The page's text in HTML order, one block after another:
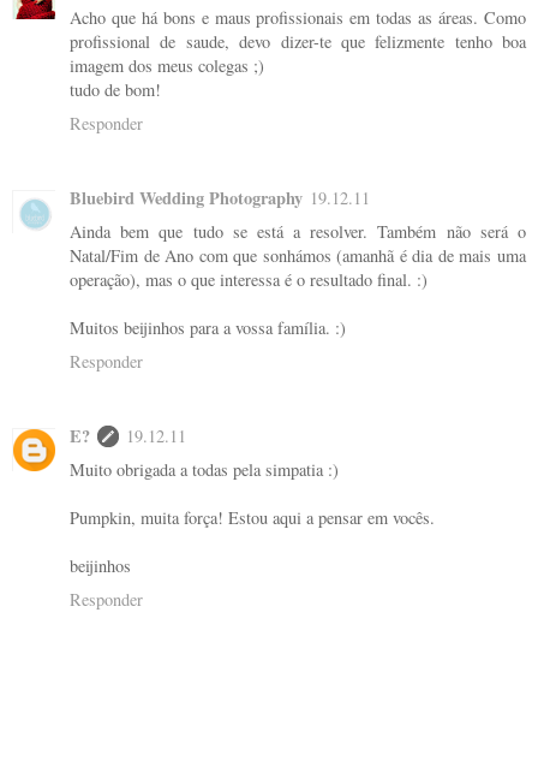
Acho que há bons e maus profissionais em todas as áreas. Como
profissional de saude, devo dizer-te que felizmente tenho boa
imagem dos meus colegas ;)
tudo de bom!
Responder
Bluebird Wedding Photography 19.12.11
Ainda bem que tudo se está a resolver. Também não será o
Natal/Fim de Ano com que sonhámos (amanhã é dia de mais uma
operação), mas o que interessa é o resultado final. :)
Muitos beijinhos para a vossa família. :)
Responder
E?
19.12.11
Muito obrigada a todas pela simpatia :)
Pumpkin, muita força! Estou aqui a pensar em vocês.
beijinhos
Responder